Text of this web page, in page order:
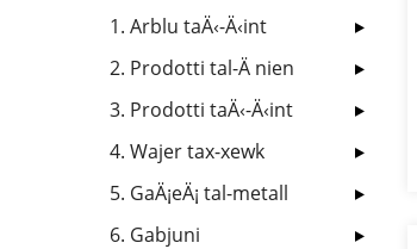
1. Arblu taÄ‹-Ä‹int
2. Prodotti tal-Ä nien
3. Prodotti taÄ‹-Ä‹int
4. Wajer tax-xewk
5. GaÄ¡eÄ¡ tal-metall
6. Gabjuni